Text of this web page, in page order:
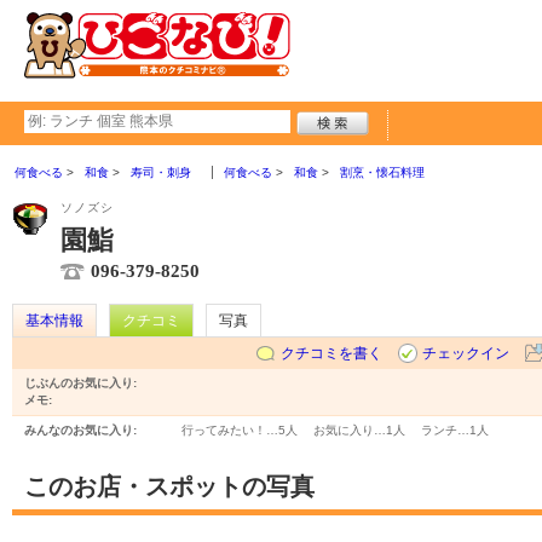
何食べる 和食 寿司・刺身 何食べる 和食 割烹・懐石料理
ソノズシ
園鮨
096-379-8250
基本情報 クチコミ
写真
クチコミを書く
チェックイン
じぶんのお気に入り:
メモ:
みんなのお気に入り: 行ってみたい！… 5人 お気に入り… 1人 ランチ… 1人
このお店・スポットの写真